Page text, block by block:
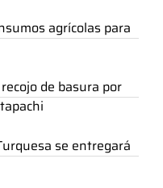
agrícolas para
de basura por
se entregará